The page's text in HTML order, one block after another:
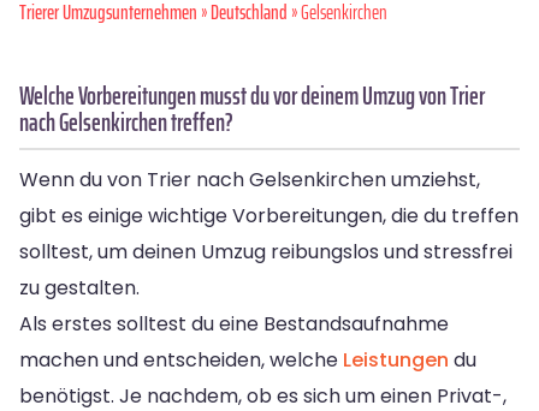
Trierer Umzugsunternehmen»Deutschland» Gelsenkirchen
Welche Vorbereitungen musst du vor deinem Umzug von Trier
nach Gelsenkirchen treffen?
Wenn du von Trier nach Gelsenkirchen umziehst,
gibt es einige wichtige Vorbereitungen, die du treffen
solltest, um deinen Umzug reibungslos und stressfrei
zu gestalten.
Als erstes solltest du eine Bestandsaufnahme
machen und entscheiden, welche Leistungen du
benötigst. Je nachdem, ob es sich um einen Privat-,